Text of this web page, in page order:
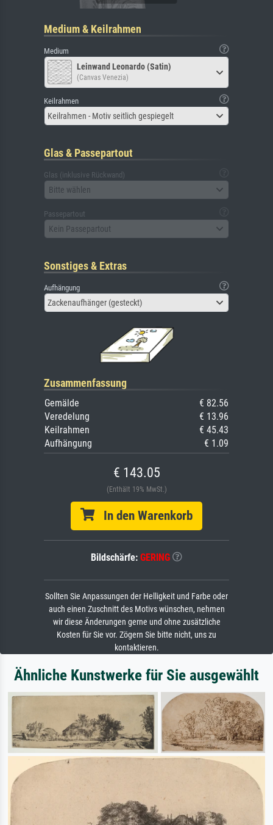
Medium & Keilrahmen
Medium
Leinwand Leonardo (Satin)
(Canvas Venezia)
Keilrahmen
Keilrahmen - Motiv seitlich gespiegelt
Glas & Passepartout
Glas (inklusive Rückwand)
Bitte wählen
Passepartout
Kein Passepartout
Sonstiges & Extras
Aufhängung
Zackenaufhänger (gesteckt)
Zusammenfassung
Gemälde
€ 82.56
Veredelung
€ 13.96
Keilrahmen
€ 45.43
Aufhängung
€ 1.09
€ 143.05
(Enthält 19% MwSt.)
In den Warenkorb
Bildschärfe: GERING
Sollten Sie Anpassungen der Helligkeit und Farbe oder
auch einen Zuschnitt des Motivs wünschen, nehmen
wir diese Änderungen gerne und ohne zusätzliche
Kosten für Sie vor. Zögern Sie bitte nicht, uns zu
kontaktieren.
Ähnliche Kunstwerke für Sie ausgewählt